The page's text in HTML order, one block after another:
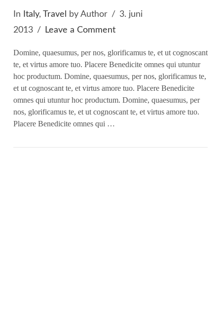
In Italy, Travel by Author
3. juni
2013
Leave a Comment
Domine, quaesumus, per nos, glorificamus te, et ut cognoscant
te, et virtus amore tuo. Placere Benedicite omnes qui utuntur
hoc productum. Domine, quaesumus, per nos, glorificamus te,
et ut cognoscant te, et virtus amore tuo. Placere Benedicite
omnes qui utuntur hoc productum. Domine, quaesumus, per
nos, glorificamus te, et ut cognoscant te, et virtus amore tuo.
Placere Benedicite omnes qui …